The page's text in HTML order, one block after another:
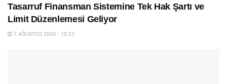
Tasarruf Finansman Sistemine Tek Hak Şartı ve
Limit Düzenlemesi Geliyor
7 AĞUSTOS 2026 - 15:22